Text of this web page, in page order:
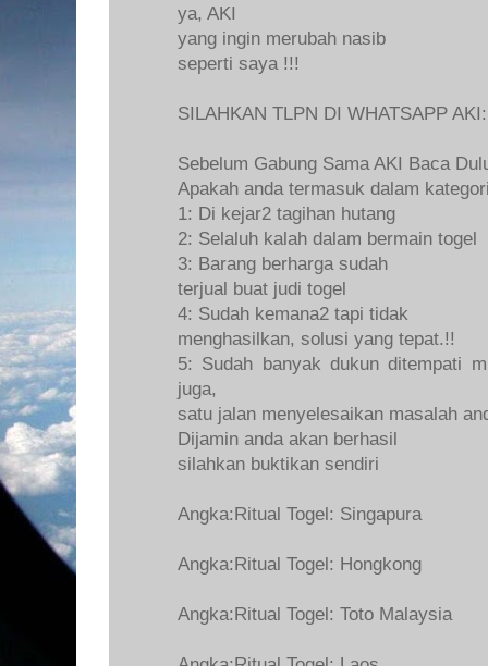
ya, AKI
yang ingin merubah nasib
seperti saya !!!
SILAHKAN TLPN DI WHATSAPP
Sebelum Gabung Sama AKI Baca
Apakah anda termasuk dalam
1: Di kejar2 tagihan hutang
2: Selaluh kalah dalam bermain togel
3: Barang berharga sudah
terjual buat judi togel
4: Sudah kemana2 tapi tidak
menghasilkan, solusi yang tepat.!!
5: Sudah banyak dukun ditempati
juga,
satu jalan menyelesaikan masalah
Dijamin anda akan berhasil
silahkan buktikan sendiri
Angka:Ritual Togel: Singapura
Angka:Ritual Togel: Hongkong
Angka:Ritual Togel: Toto Malaysia